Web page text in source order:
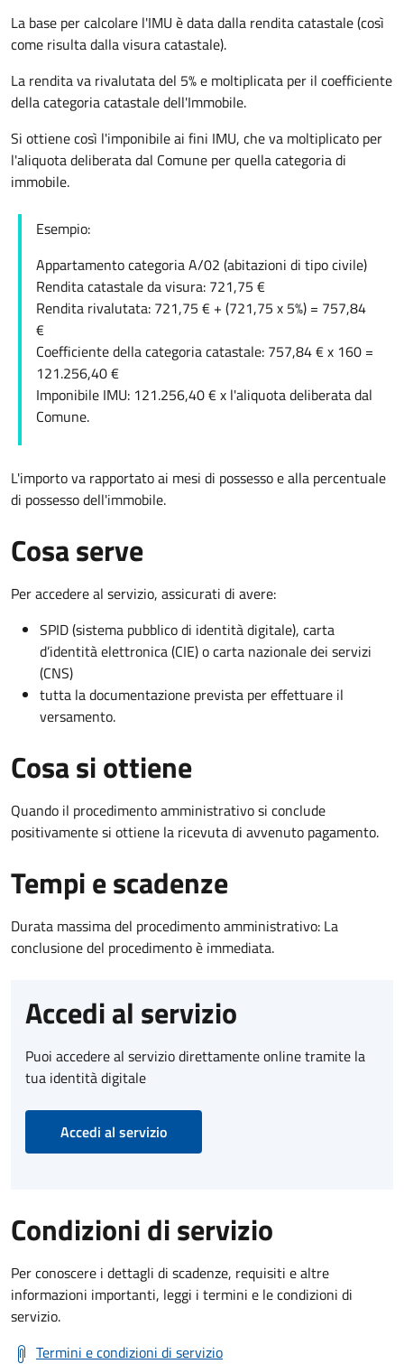
La base per calcolare l'IMU è data dalla rendita catastale (così
come risulta dalla visura catastale).
La rendita va rivalutata del 5% e moltiplicata per il coefficiente
della categoria catastale dell'Immobile.
Si ottiene così l'imponibile ai fini IMU, che va moltiplicato per
l'aliquota deliberata dal Comune per quella categoria di
immobile.
Esempio:
Appartamento categoria A/02 (abitazioni di tipo civile)
Rendita catastale da visura: 721,75 €
Rendita rivalutata: 721,75 € + (721,75 x 5%) = 757,84
€
Coefficiente della categoria catastale: 757,84 € x 160 =
121.256,40 €
Imponibile IMU: 121.256,40 € x l'aliquota deliberata dal
Comune.
L'importo va rapportato ai mesi di possesso e alla percentuale
di possesso dell'immobile.
Cosa serve
Per accedere al servizio, assicurati di avere:
SPID (sistema pubblico di identità digitale), carta
d’identità elettronica (CIE) o carta nazionale dei servizi
(CNS)
tutta la documentazione prevista per effettuare il
versamento.
Cosa si ottiene
Quando il procedimento amministrativo si conclude
positivamente si ottiene la ricevuta di avvenuto pagamento.
Tempi e scadenze
Durata massima del procedimento amministrativo: La
conclusione del procedimento è immediata.
Accedi al servizio
Puoi accedere al servizio direttamente online tramite la
tua identità digitale
Accedi al servizio
Condizioni di servizio
Per conoscere i dettagli di scadenze, requisiti e altre
informazioni importanti, leggi i termini e le condizioni di
servizio.
Termini e condizioni di servizio